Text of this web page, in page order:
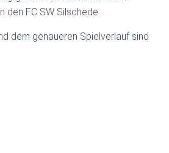
den FC SW Silschede.
dem genaueren Spielverlauf sind